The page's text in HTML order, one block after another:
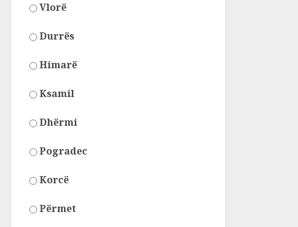
Vlorë
Durrës
Himarë
Ksamil
Dhërmi
Pogradec
Korcë
Përmet